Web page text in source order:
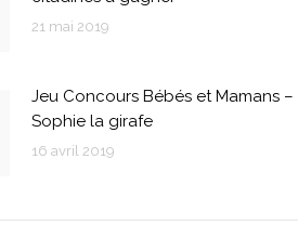
21 mai 2019
Jeu Concours Bébés et Mamans –
Sophie la girafe
16 avril 2019